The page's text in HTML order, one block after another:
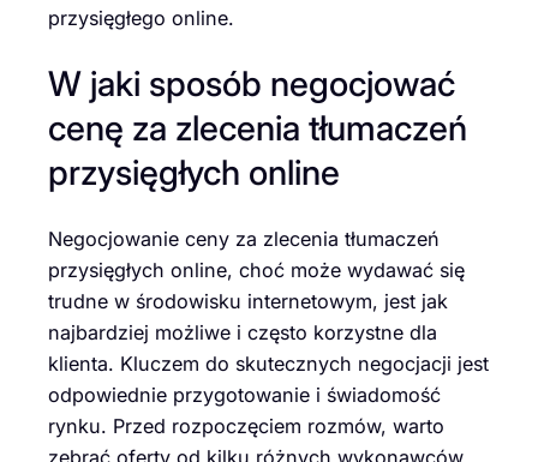
przysięgłego online.
W jaki sposób negocjować
cenę za zlecenia tłumaczeń
przysięgłych online
Negocjowanie ceny za zlecenia tłumaczeń
przysięgłych online, choć może wydawać się
trudne w środowisku internetowym, jest jak
najbardziej możliwe i często korzystne dla
klienta. Kluczem do skutecznych negocjacji jest
odpowiednie przygotowanie i świadomość
rynku. Przed rozpoczęciem rozmów, warto